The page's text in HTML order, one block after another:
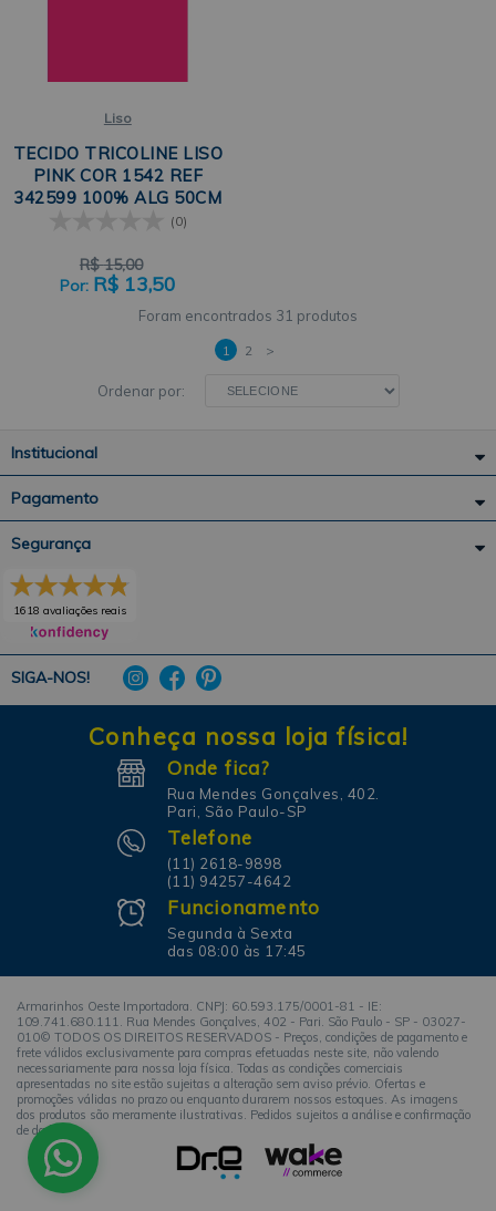
Liso
TECIDO TRICOLINE LISO
PINK COR 1542 REF
342599 100% ALG 50CM
X 150CM CÍRCULO
(0)
R$ 15,00
R$ 13,50
31 produtos
Ordenar por:
1 2 >
Institucional
Pagamento
SIGA-NOS!
Segurança
1618 avaliações reais
Conheça nossa loja física!
Onde fica?
Rua Mendes Gonçalves, 402.
Pari, São Paulo-SP
Telefone
(11) 2618-9898
(11) 94257-4642
Funcionamento
Segunda à Sexta
das 08:00 às 17:45
Armarinhos Oeste Importadora. CNPJ: 60.593.175/0001-81 - IE:
109.741.680.111. Rua Mendes Gonçalves, 402 - Pari. São Paulo - SP - 03027-
010© TODOS OS DIREITOS RESERVADOS - Preços, condições de pagamento e
frete válidos exclusivamente para compras efetuadas neste site, não valendo
necessariamente para nossa loja física. Todas as condições comerciais
apresentadas no site estão sujeitas a alteração sem aviso prévio. Ofertas e
promoções válidas no prazo ou enquanto durarem nossos estoques. As imagens
dos produtos são meramente ilustrativas. Pedidos sujeitos a análise e confirmação
de dados.